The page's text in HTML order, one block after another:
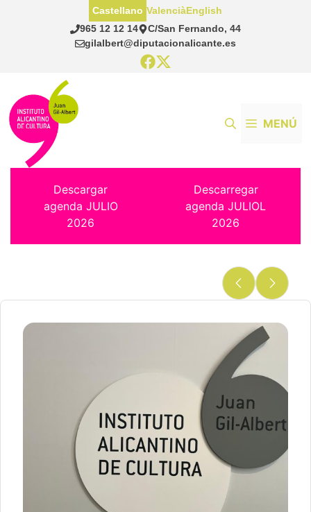
965 12 12 14
C/San Fernando, 44
gilalbert@diputacionalicante.es
Castellano ValenciàEnglish
MENÚ
Descargar
agenda JULIO
2026
Descarregar
agenda JULIOL
2026